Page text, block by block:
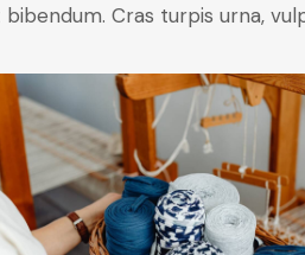
Cras turpis urna,